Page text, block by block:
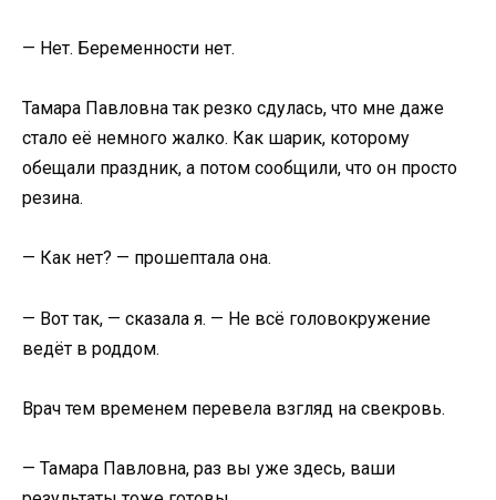
— Нет. Беременности нет.
Тамара Павловна так резко сдулась, что мне даже
стало её немного жалко. Как шарик, которому
обещали праздник, а потом сообщили, что он просто
резина.
— Как нет? — прошептала она.
— Вот так, — сказала я. — Не всё головокружение
ведёт в роддом.
Врач тем временем перевела взгляд на свекровь.
— Тамара Павловна, раз вы уже здесь, ваши